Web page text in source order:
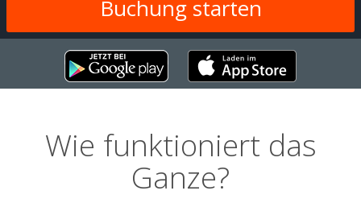
Wie funktioniert das
Ganze?